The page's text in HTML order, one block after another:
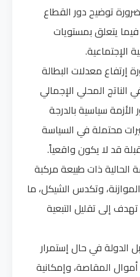
توضيح دور القطاع
يتعلق بمستويات
الإجتماعية.
معدلات البطالة
الناتج المحلي الإجمالي
سياسية بالدرجة
محتملة في السياسة
قد لا يكون واقعياً.
الحالية ذات طبيعة مركبة
وتكدس الشيكل، ما
إلى تقليل التبعية
في حال إستمرار
أموال المقاصة، وإمكانية